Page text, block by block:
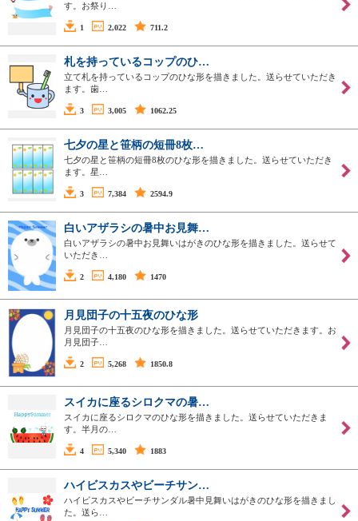
す。お祭り…
1 2,022 711.2
札を持っているコップのひ…
立て札を持っているコップのひな形を描きました。送らせていただき
ます。歯…
3 3,005 1062.25
七夕の星と笹柄の短冊8枚…
七夕の星と笹柄の短冊8枚のひな形を描きました。送らせていただき
ます。星…
3 7,384 2594.9
白いアザラシの暑中お見舞…
白いアザラシの暑中お見舞いはがきのひな形を描きました。送らせて
いただき…
2 4,180 1470
月見団子の十五夜のひな形
月見団子の十五夜のひな形を描きました。送らせていただきます。お
月見団子…
2 5,268 1850.8
スイカに座るシロクマの暑…
スイカに座るシロクマのひな形を描きました。送らせていただきま
す。半月の…
4 5,340 1883
ハイビスカスやビーチサン…
ハイビスカスやビーチサンダル暑中見舞いはがきのひな形を描きまし
た。送ら…